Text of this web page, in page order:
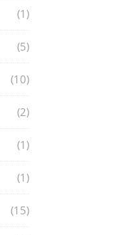
(1)
(5)
(10)
(2)
(1)
(1)
(15)